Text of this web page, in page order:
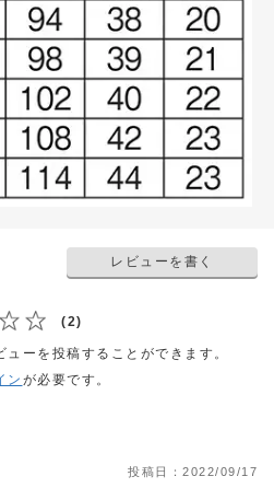
レビューを書く
(2)
ーを投稿することができます。
ン が必要です。
投稿日： 2022/09/17